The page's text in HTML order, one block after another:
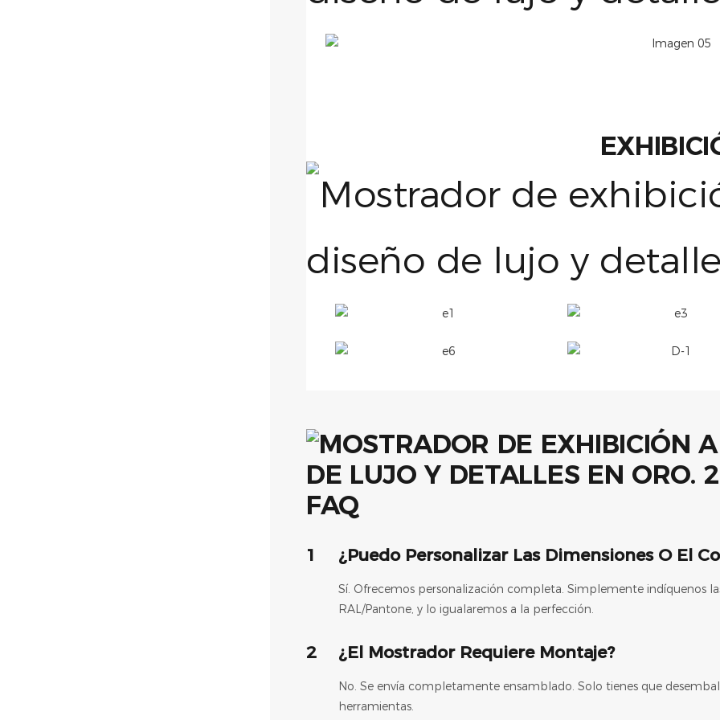
FAQ
1 ¿Puedo Personalizar Las Dimensiones O El
Sí. Ofrecemos personalización completa. Simplemente indíquenos
RAL/Pantone, y lo igualaremos a la perfección.
2 ¿El Mostrador Requiere Montaje?
No. Se envía completamente ensamblado. Solo tienes que
herramientas.